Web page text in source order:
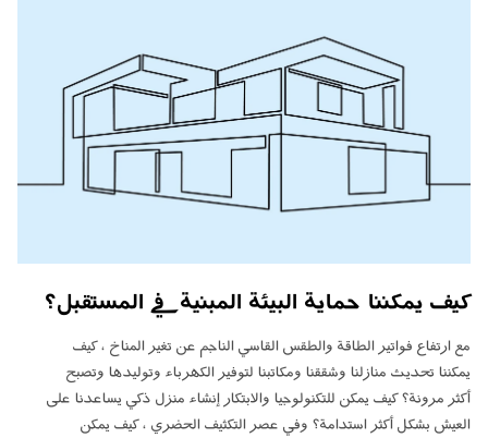
كيف يمكننا حماية البيئة المبنية في المستقبل؟
مع ارتفاع فواتير الطاقة والطقس القاسي الناجم عن تغير المناخ ، كيف
يمكننا تحديث منازلنا وشققنا ومكاتبنا لتوفير الكهرباء وتوليدها وتصبح
أكثر مرونة؟ كيف يمكن للتكنولوجيا والابتكار إنشاء منزل ذكي يساعدنا على
العيش بشكل أكثر استدامة؟ وفي عصر التكثيف الحضري ، كيف يمكن